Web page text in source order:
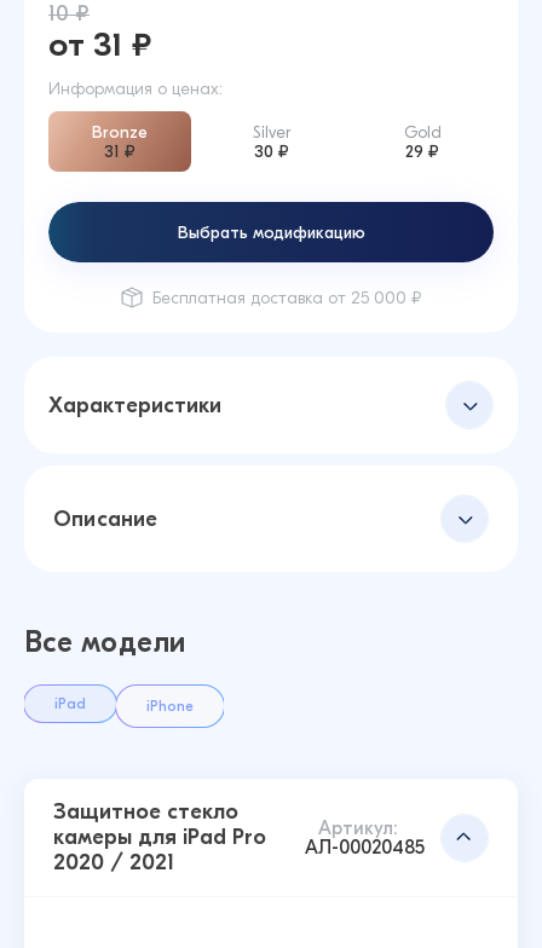
Характеристики
10 ₽
от 31 ₽
Информация о ценах:
Bronze
31 ₽
Silver
30 ₽
Gold
29 ₽
Выбрать модификацию
Бесплатная доставка от 25 000 ₽
Описание
Все модели
iPad iPhone
Защитное стекло
камеры для iPad Pro
2020 / 2021
Артикул:
АЛ-00020485